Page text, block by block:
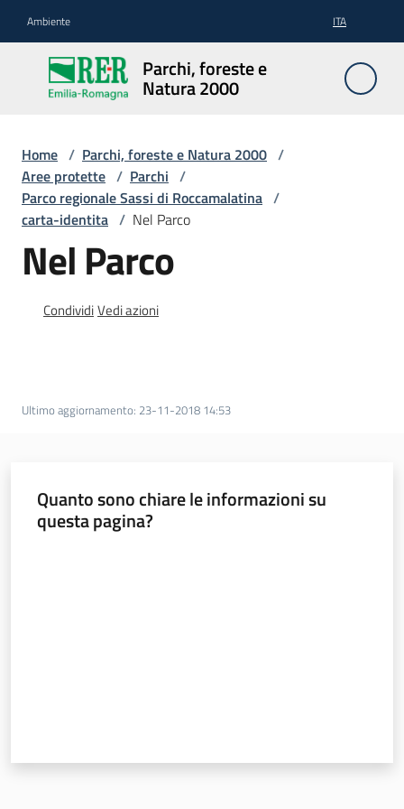
Ambiente ITA
Parchi, foreste e
Natura 2000
Parchi,
foreste
e
2000
Aree
Protette
Biodiversità
Home / Parchi, foreste e Natura 2000 /
Aree protette / Parchi /
Parco regionale Sassi di Roccamalatina /
carta-identita / Nel Parco
Nel Parco
CondividiVedi azioni
Ultimo aggiornamento: 23-11-2018 14:53
Quanto sono chiare le informazioni su
questa pagina?